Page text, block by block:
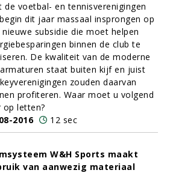
de voetbal- en tennisverenigingen
dit jaar massaal insprongen op
nieuwe subsidie die moet helpen
binnen de club te
De kwaliteit van de moderne
staat buiten kijf en juist
zouden daarvan
profiteren. Waar moet u volgend
op letten?
2016
12 sec
W&H Sports maakt
van aanwezig materiaal